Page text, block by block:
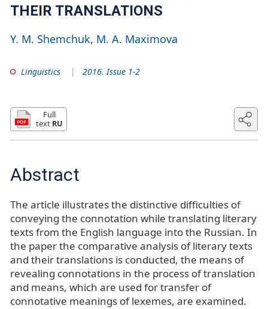
THEIR TRANSLATIONS
Y. M. Shemchuk M. A. Maximova
Linguistics 2016. Issue 1-2
Full
text RU
Abstract
The article illustrates the distinctive difficulties of
conveying the connotation while translating literary
texts from the English language into the Russian. In
the paper the comparative analysis of literary texts
and their translations is conducted, the means of
revealing connotations in the process of translation
and means, which are used for transfer of
connotative meanings of lexemes, are examined.